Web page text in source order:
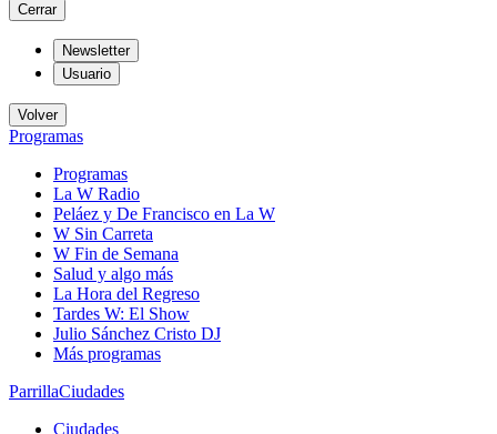
Cerrar
Newsletter
Usuario
Volver
Programas
Programas
La W Radio
Peláez y De Francisco en La W
W Sin Carreta
W Fin de Semana
Salud y algo más
La Hora del Regreso
Tardes W: El Show
Julio Sánchez Cristo DJ
Más programas
ParrillaCiudades
Ciudades